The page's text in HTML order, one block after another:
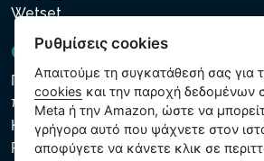
Wetset
GDPR και Cookies
Πολιτική προστασίας προσωπικών και
που υποβάλλονται σε επεξεργασία
Κανόνες χρήσης των αρχείων cookie
Ρυθμίσεις cookies
Ρυθμίσεις cookies
Απαιτούμε τη συγκατάθεσή σας για
cookies και την παροχή δεδομένων
Meta ή την Amazon, ώστε να
γρήγορα αυτό που ψάχνετε στον
αποφύγετε να κάνετε κλικ σε